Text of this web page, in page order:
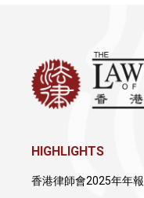
HIGHLIGHTS
香港律師會2025年年報